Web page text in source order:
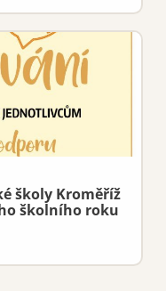
ŠKOLA
školy Kroměříž
školního roku